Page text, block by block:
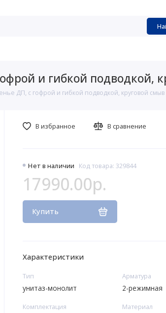
и гибкой подводкой,
ДП, с гофрой и гибкой подводкой, круговой смыв
Нет в наличии Код товара: 329844
17990.00р.
Купить
В избранное В сравнение
Характеристики
Тип
унитаз-монолит
Арматура
2-режимная
Комплектация Материал